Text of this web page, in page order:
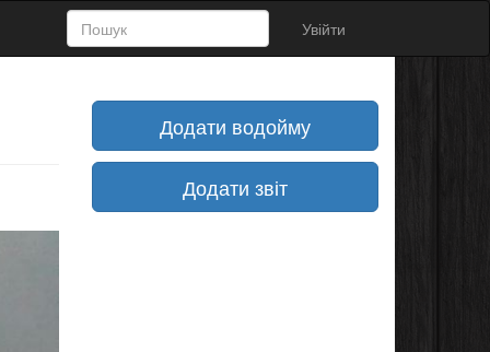
Увійти
Додати водойму
Додати звіт